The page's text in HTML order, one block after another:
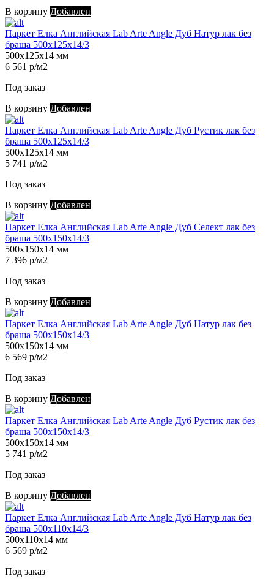
В корзину Добавлен
Паркет Елка Английская Lab Arte Angle Дуб Натур лак без
браша 500х125х14/3
500х125х14 мм
6 561 р/м2
Под заказ
В корзину Добавлен
Паркет Елка Английская Lab Arte Angle Дуб Рустик лак без
браша 500х125х14/3
500х125х14 мм
5 741 р/м2
Под заказ
В корзину Добавлен
Паркет Елка Английская Lab Arte Angle Дуб Селект лак без
браша 500х150х14/3
500х150х14 мм
7 396 р/м2
Под заказ
В корзину Добавлен
Паркет Елка Английская Lab Arte Angle Дуб Натур лак без
браша 500х150х14/3
500х150х14 мм
6 569 р/м2
Под заказ
В корзину Добавлен
Паркет Елка Английская Lab Arte Angle Дуб Рустик лак без
браша 500х150х14/3
500х150х14 мм
5 741 р/м2
Под заказ
В корзину Добавлен
Паркет Елка Английская Lab Arte Angle Дуб Натур лак без
браша 500х110х14/3
500х110х14 мм
6 569 р/м2
Под заказ